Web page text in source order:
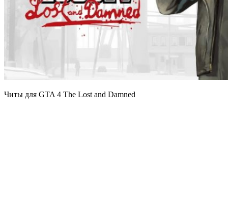
Читы для GTA 4 The Lost and Damned